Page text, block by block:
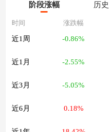
阶段涨幅 历
时间 涨跌幅
近1周 -0.86%
近1月 -2.55%
近3月 -5.05%
近6月 0.18%